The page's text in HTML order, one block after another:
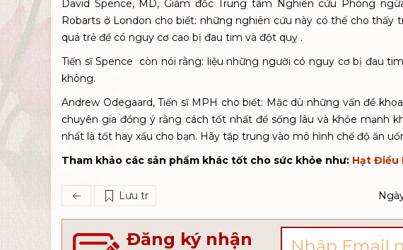
David Spence, MD, Giám đốc Trung tâm Nghiên cứu Phòng
Robarts ở London cho biết: những nghiên cứu này có thể cho
quá trẻ để có nguy cơ cao bị đau tim và đột quỵ .
Tiến sĩ Spence còn nói rằng: liệu những người có nguy cơ bị đau
không.
Andrew Odegaard, Tiến sĩ MPH cho biết: Mặc dù những vấn đề
chuyên gia đồng ý rằng cách tốt nhất để sống lâu và khỏe mạnh
nhất là tốt hay xấu cho bạn. Hãy tập trung vào mô hình chế độ ăn
Tham khảo các sản phẩm khác tốt cho sức khỏe như: Hạt Điều
Lưu tr
Đăng ký nhận